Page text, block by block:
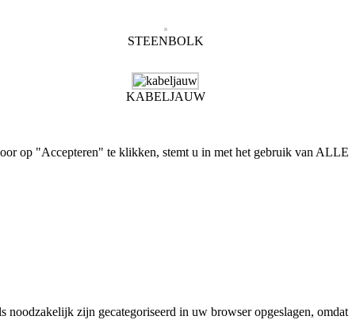
STEENBOLK
KABELJAUW
op "Accepteren" te klikken, stemt u in met het gebruik van ALLE
zijn gecategoriseerd in uw browser opgeslagen, omdat